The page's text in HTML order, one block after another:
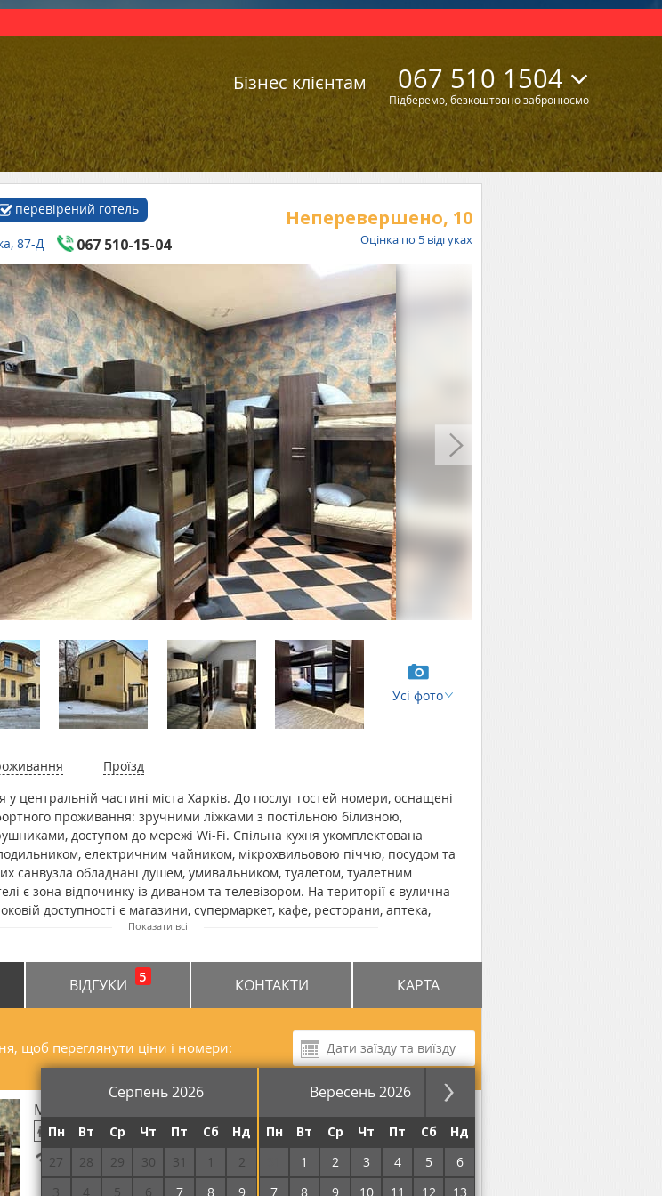
Бізнес клієнтам 067 510 1504
Підберемо, безкоштовно забронюємо
Неперевершено, 10
Оцінка по 5 відгуках
перевірений готель
87-Д 067 510-15-04
Усі фото
Проїзд
у центральній частині міста Харків. До послуг гостей номери, оснащені
проживання: зручними ліжками з постільною білизною,
доступом до мережі Wi-Fi. Спільна кухня укомплектована
електричним чайником, мікрохвильовою піччю, посудом та
санвузла обладнані душем, умивальником, туалетом, туалетним
є зона відпочинку із диваном та телевізором. На території є вулична
доступності є магазини, супермаркет, кафе, ресторани, аптека,
Відстань від хостелу "Gora" до центру міста складає 2,4 км, до
Показати всі
ВІДГУКИ 5 КОНТАКТИ КАРТА
щоб переглянути ціни і номери:
Серпень 2026 Вересень 2026
Пн Вт Ср Чт Пт Сб
Нд
27
28 29 30 31 1
2
3
4 5 6 7 8
9
Пн Вт Ср Чт Пт Сб
Нд
1 2 3 4 5
6
7
8 9 10 11 12
13
Місце у загальному 10-місному номері
10
Безкоштовний Wi-Fi
за ніч
Без комісії!